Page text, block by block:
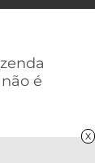
X
é